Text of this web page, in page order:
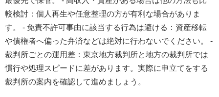
較検討：個人再生や任意整理の方が有利な場合がありま
す。 - 免責不許可事由に該当する行為は避ける：資産移転
や債権者へ偏った弁済などは絶対に行わないでください。 -
裁判所ごとの運用差：東京地方裁判所と地方の裁判所では
慣行や処理スピードに差があります。実際に申立てをする
裁判所の案内を確認して進めましょう。